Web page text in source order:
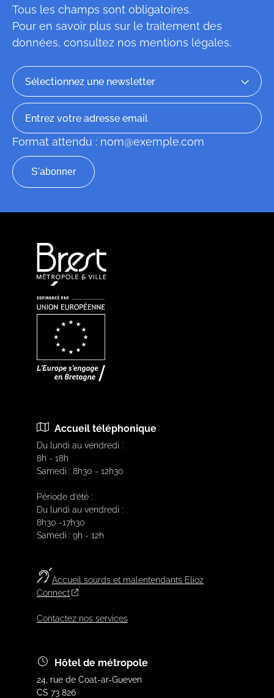
Tous les champs sont obligatoires.
Pour en savoir plus sur le traitement des
données, consultez nos mentions légales.
Format attendu : nom@exemple.com
Accueil téléphonique
Du lundi au vendredi :
8h - 18h
Samedi : 8h30 - 12h30
Période d’été :
Du lundi au vendredi :
8h30 -17h30
Samedi : 9h - 12h
Accueil sourds et malentendants Elioz
Connect
Contactez nos services
Hôtel de métropole
24, rue de Coat-ar-Gueven
CS 73 826